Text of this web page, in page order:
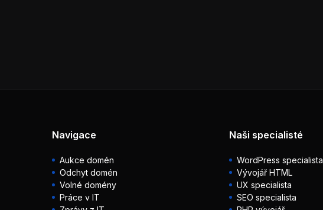
Navigace
Aukce domén
Odchyt domén
Volné domény
Práce v IT
Naši specialisté
WordPress specialista
Vývojář HTML
UX specialista
SEO specialista